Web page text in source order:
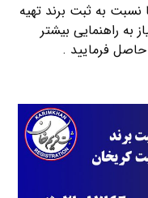
نسبت به ثبت برند تهیه
راهنمایی بیشتر
حاصل فرمایید .